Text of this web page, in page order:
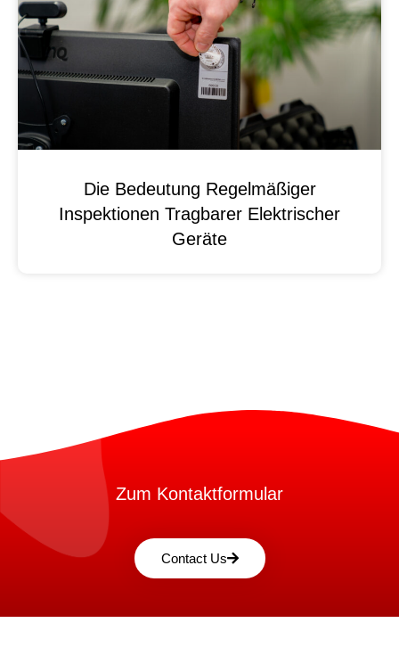
Die Bedeutung Regelmäßiger
Inspektionen Tragbarer Elektrischer
Geräte
Zum Kontaktformular
Contact Us